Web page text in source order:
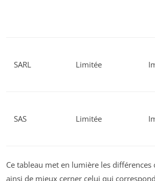
SARL Limitée
SAS Limitée
Ce tableau met en lumière les
ainsi de mieux cerner celui qui